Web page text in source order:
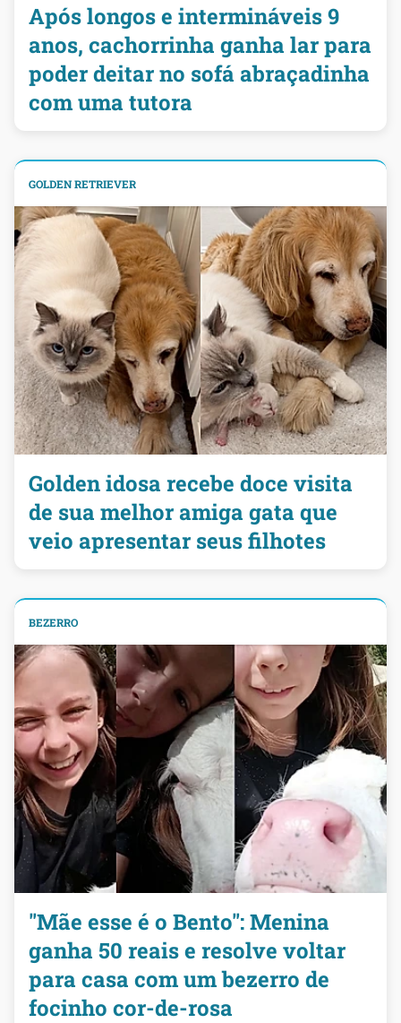
Após longos e intermináveis 9
anos, cachorrinha ganha lar para
poder deitar no sofá abraçadinha
com uma tutora
GOLDEN RETRIEVER
Golden idosa recebe doce visita
de sua melhor amiga gata que
veio apresentar seus filhotes
BEZERRO
"Mãe esse é o Bento": Menina
ganha 50 reais e resolve voltar
para casa com um bezerro de
focinho cor-de-rosa